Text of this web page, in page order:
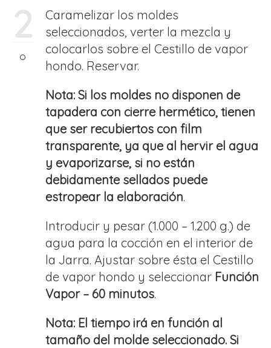
2
Caramelizar los moldes
seleccionados, verter la mezcla y
colocarlos sobre el Cestillo de vapor
hondo. Reservar.
Nota: Si los moldes no disponen de
tapadera con cierre hermético, tienen
que ser recubiertos con film
transparente, ya que al hervir el agua
y evaporizarse, si no están
debidamente sellados puede
estropear la elaboración.
Introducir y pesar (1.000 – 1.200 g.) de
agua para la cocción en el interior de
la Jarra. Ajustar sobre ésta el Cestillo
de vapor hondo y seleccionar Función
Vapor – 60 minutos.
Nota: El tiempo irá en función al
tamaño del molde seleccionado. Si